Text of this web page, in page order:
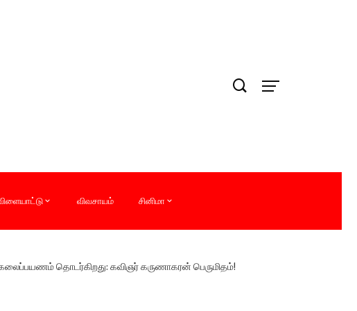
விவசாயம் சினிமா
தொடர்கிறது: கவிஞர் கருணாகரன் பெருமிதம்!